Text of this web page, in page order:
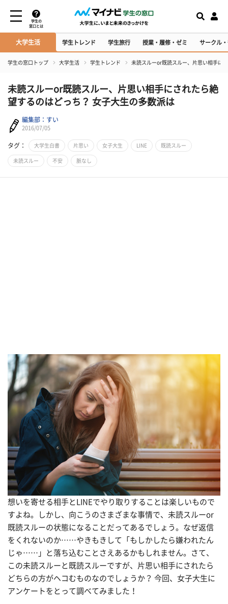
学生の
窓口とは
大学生活 学生トレンド 学生旅行 授業・履修・ゼミ サークル
学生の窓口トップ 大学生活 学生トレンド 未読スルーor既読スルー、片思い相手に
未読スルーor既読スルー、片思い相手にされたら絶
望するのはどっち？ 女子大生の多数派は
編集部：すい
2016/07/05
タグ： 大学生白書 片思い 女子大生 LINE 既読スルー
未読スルー 不安 脈なし
想いを寄せる相手とLINEでやり取りすることは楽しいもので
すよね。しかし、向こうのさまざまな事情で、未読スルーor
既読スルーの状態になることだってあるでしょう。なぜ返信
をくれないのか……やきもきして「もしかしたら嫌われたん
じゃ……」と落ち込むことさえあるかもしれません。さて、
この未読スルーと既読スルーですが、片思い相手にされたら
どちらの方がヘコむものなのでしょうか？ 今回、女子大生に
アンケートをとって調べてみました！